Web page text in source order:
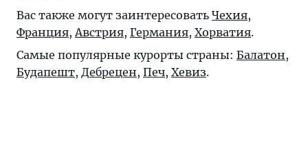
Вас также могут заинтересовать Чехия,
Франция, Австрия, Германия, Хорватия.
Самые популярные курорты страны: Балатон,
Будапешт, Дебрецен, Печ, Хевиз.